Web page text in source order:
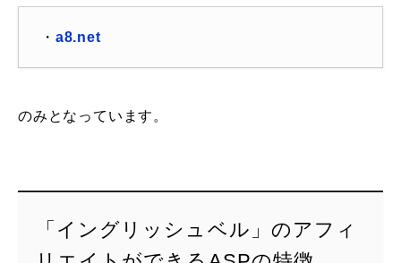
・ a8.net
のみとなっています。
「イングリッシュベル」のアフィ